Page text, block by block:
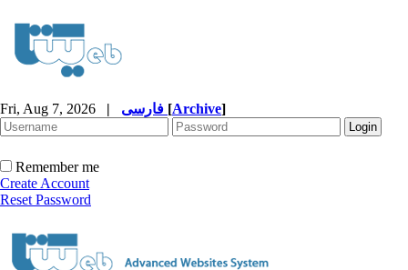
Fri, Aug 7, 2026 | [Archive]
Remember me
Create Account
Reset Password